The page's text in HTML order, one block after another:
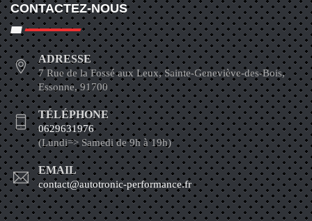
CONTACTEZ-NOUS
ADRESSE
7 Rue de la Fossé aux Leux, Sainte-Geneviève-des-Bois,
Essonne, 91700
TÉLÉPHONE
0629631976
(Lundi=> Samedi de 9h à 19h)
EMAIL
contact@autotronic-performance.fr